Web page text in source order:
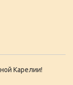
Карелии!